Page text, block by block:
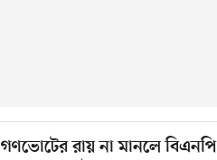
গণভোটের রায় না মানলে বিএনপি